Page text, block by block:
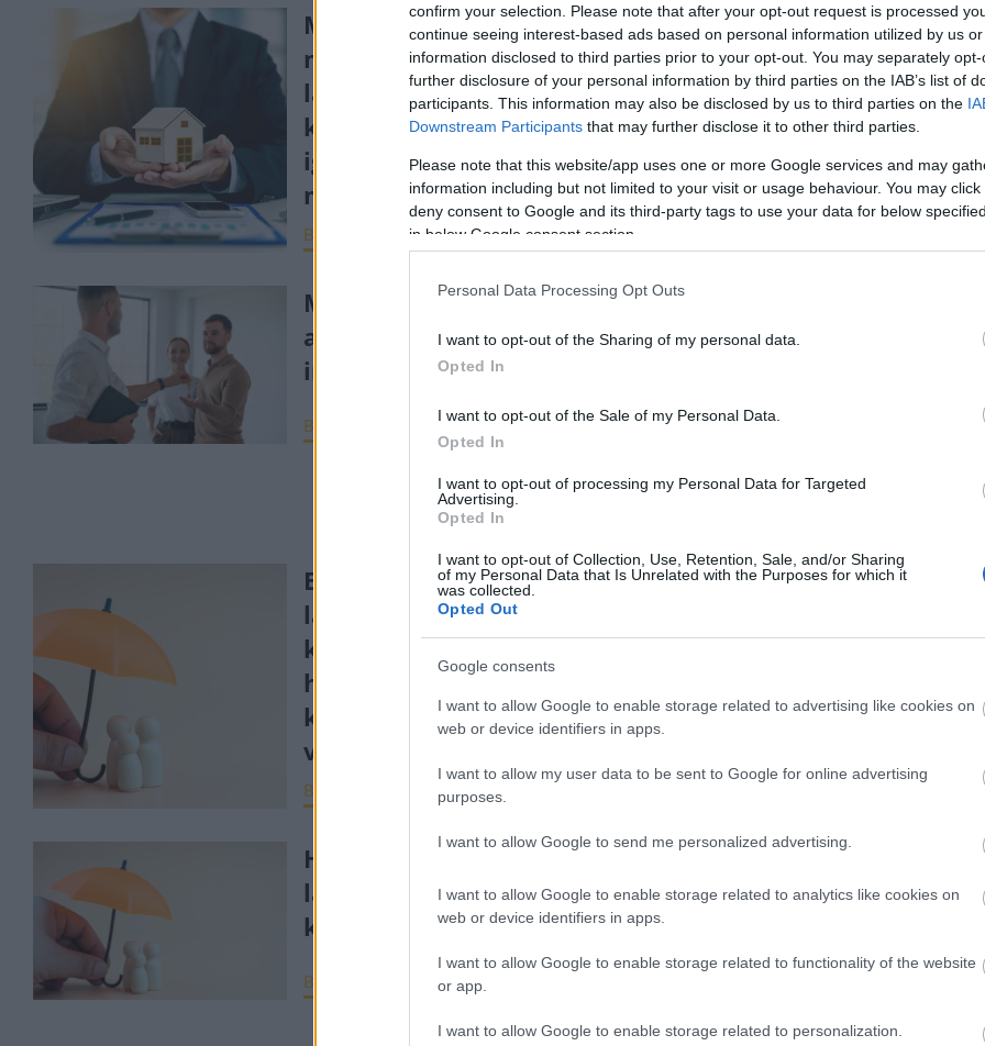
confirm your selection. Please note that after your opt-out request is processed
continue seeing interest-based ads based on personal information utilized by us
information disclosed to third parties prior to your opt-out. You may separately
further disclosure of your personal information by third parties on the IAB’s list of
participants. This information may also be disclosed by us to third parties on the
Downstream Participants that may further disclose it to other third parties.
Please note that this website/app uses one or more Google services and may
information including but not limited to your visit or usage behaviour. You may
deny consent to Google and its third-party tags to use your data for below
in below Google consent section.
Personal Data Processing Opt Outs
I want to opt-out of the Sharing of my personal data.
Opted In
I want to opt-out of the Sale of my Personal Data.
Opted In
I want to opt-out of processing my Personal Data for Targeted
Advertising.
Opted In
I want to opt-out of Collection, Use, Retention, Sale, and/or Sharing
of my Personal Data that Is Unrelated with the Purposes for which it
was collected.
Opted Out
Google consents
I want to allow Google to enable storage related to advertising like cookies on
web or device identifiers in apps.
I want to allow my user data to be sent to Google for online advertising
purposes.
I want to allow Google to send me personalized advertising.
I want to allow Google to enable storage related to analytics like cookies on
web or device identifiers in apps.
I want to allow Google to enable storage related to functionality of the website
or app.
I want to allow Google to enable storage related to personalization.
Már csak két hét
maradt a
lakásbiztosítási
kampányból: az
igazi hajrá csak
most kezdődhet
BIZTOSÍTÁS 2026. márc. 19.
40
az
iránt
BIZTOSÍTÁS
Még mindig sok az
alulbiztosított
ingatlan
BIZTOSÍTÁS 2026. márc. 8.
kezdte az
babaváró
Elindult a
lakásbiztosítási
kampány: egy
hónapig
költségmentesen
válthatunk
BIZTOSÍTÁS 2026. márc. 1.
Mennyi
felvenni az
Hamarosan indul a
lakásbiztosítási
kampány
BIZTOSÍTÁS 2026. feb. 15.
Tarolnak a
átlagos
eladósodni